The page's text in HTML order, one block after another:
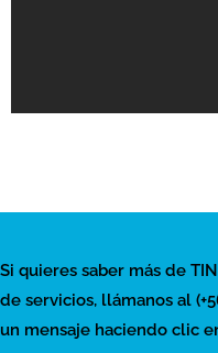
Si quieres saber más de
de servicios, llámanos al
un mensaje haciendo clic